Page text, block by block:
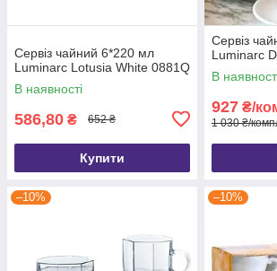
Сервіз чайний 6*220 мл
Luminarc Lotusia White 0881Q
В наявності
586,80 ₴ 652 ₴
Купити
Сервіз
Luminarc
В
927 ₴/
1 030 ₴/
–10% –10%